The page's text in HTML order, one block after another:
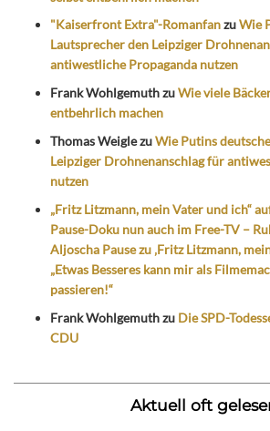
"Kaiserfront Extra"-RomanfanzuWie
Lautsprecher den Leipziger
antiwestliche Propaganda nutzen
Frank WohlgemuthzuWie viele
entbehrlich machen
Thomas WeiglezuWie Putins
Leipziger Drohnenanschlag für
nutzen
„Fritz Litzmann, mein Vater und ich“
Pause-Doku nun auch im Free-TV –
Aljoscha Pause zu ‚Fritz Litzmann,
„Etwas Besseres kann mir als
passieren!“
Frank Wohlgemuthzu Die SPD-
CDU
Aktuell oft